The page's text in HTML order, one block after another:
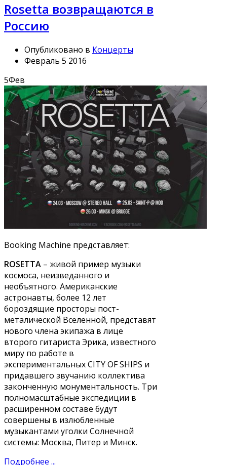
Rosetta возвращаются в
Россию
Опубликовано в Концерты
Февраль 5 2016
5Фев
Booking Machine представляет:
ROSETTA – живой пример музыки
космоса, неизведанного и
необъятного. Американские
астронавты, более 12 лет
бороздящие просторы пост-
металической Вселенной, представят
нового члена экипажа в лице
второго гитариста Эрика, известного
миру по работе в
экспериментальных CITY OF SHIPS и
придавшего звучанию коллектива
законченную монументальность. Три
полномасштабные экспедиции в
расширенном составе будут
совершены в излюбленные
музыкантами уголки Солнечной
системы: Москва, Питер и Минск.
Подробнее ...